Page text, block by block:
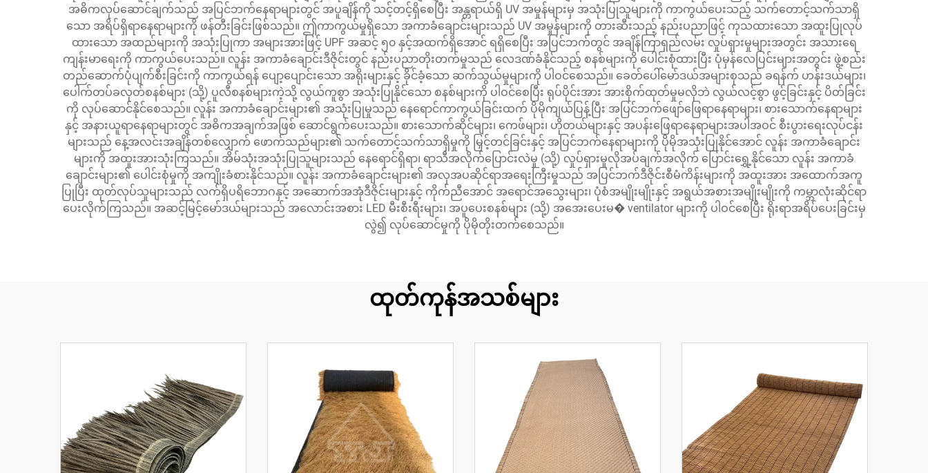
အဓိကလုပ်ဆောင်ချက်သည် အပြင်ဘက်နေရာများတွင် အပူချိန်ကို သင့်တင့်ရှိစေပြီး အန္တရာယ်ရှိ UV အမှုန်များမှ အသုံးပြုသူများကို ကာကွယ်ပေးသည့် သက်တောင့်သက်သာရှိ
သော အရိပ်ရှိရာနေရာများကို ဖန်တီးခြင်းဖြစ်သည်။ ဤကာကွယ်မှုရှိသော အကာခံချောင်းများသည် UV အမှုန်များကို တားဆီးသည့် နည်းပညာဖြင့် ကုသထားသော အထူးပြုလုပ်
ထားသော အထည်များကို အသုံးပြုကာ အများအားဖြင့် UPF အဆင့် ၅၀ နှင့်အထက်ရှိအောင် ရရှိစေပြီး အပြင်ဘက်တွင် အချိန်ကြာရှည်လမ်း လှုပ်ရှားမှုများအတွင်း အသားရေ
ကျန်းမာရေးကို ကာကွယ်ပေးသည်။ လူန်း အကာခံချောင်းဒီဇိုင်းတွင် နည်းပညာတိုးတက်မှုသည် လေဒဏ်ခံနိုင်သည့် စနစ်များကို ပေါင်းစုံထားပြီး ပုံမှန်လေပြင်းများအတွင်း ဖွဲ့စည်း
တည်ဆောက်ပုံပျက်စီးခြင်းကို ကာကွယ်ရန် ပျော့ပျောင်းသော အရိုးများနှင့် ခိုင်ခံ့သော ဆက်သွယ်မှုများကို ပါဝင်စေသည်။ ခေတ်ပေါ်မော်ဒယ်အများစုသည် ခရန်က် ဟန်းဒယ်များ၊
ပေါက်တပ်ခလုတ်စနစ်များ (သို့) ပူလီစနစ်များကဲ့သို့ လွယ်ကူစွာ အသုံးပြုနိုင်သော စနစ်များကို ပါဝင်စေပြီး ရုပ်ပိုင်းအား အားစိုက်ထုတ်မှုမလိုဘဲ လွယ်လင့်စွာ ဖွင့်ခြင်းနှင့် ပိတ်ခြင်း
ကို လုပ်ဆောင်နိုင်စေသည်။ လူန်း အကာခံချောင်းများ၏ အသုံးပြုမှုသည် နေရောင်ကာကွယ်ခြင်းထက် ပိုမိုကျယ်ပြန့်ပြီး အပြင်ဘက်ဖျော်ဖြေရာနေရာများ၊ စားသောက်နေရာများ
နှင့် အနားယူရာနေရာများတွင် အဓိကအချက်အဖြစ် ဆောင်ရွက်ပေးသည်။ စားသောက်ဆိုင်များ၊ ကေဖ်များ၊ ဟိုတယ်များနှင့် အပန်းဖြေရာနေရာများအပါအဝင် စီးပွားရေးလုပ်ငန်း
များသည် နေ့အလင်းအချိန်တစ်လျှောက် ဖောက်သည်များ၏ သက်တောင့်သက်သာရှိမှုကို မြှင့်တင်ခြင်းနှင့် အပြင်ဘက်နေရာများကို ပိုမိုအသုံးပြုနိုင်အောင် လူန်း အကာခံချောင်း
များကို အထူးအားသုံးကြသည်။ အိမ်သုံးအသုံးပြုသူများသည် နေရောင်ရှိရာ၊ ရာသီအလိုက်ပြောင်းလဲမှု (သို့) လှုပ်ရှားမှုလိုအပ်ချက်အလိုက် ပြောင်းရွှေ့နိုင်သော လူန်း အကာခံ
ချောင်းများ၏ ပေါင်းစုံမှုကို အကျိုးခံစားနိုင်သည်။ လူန်း အကာခံချောင်းများ၏ အလှအပဆိုင်ရာအရေးကြီးမှုသည် အပြင်ဘက်ဒီဇိုင်းစီမံကိန်းများကို အထူးအား အထောက်အကူ
ပြုပြီး ထုတ်လုပ်သူများသည် လက်ရှိပရိဘောဂနှင့် အဆောက်အအုံဒီဇိုင်းများနှင့် ကိုက်ညီအောင် အရောင်အသွေးများ၊ ပုံစံအမျိုးမျိုးနှင့် အရွယ်အစားအမျိုးမျိုးကို ကမ္ဘာလုံးဆိုင်ရာ
ပေးလိုက်ကြသည်။ အဆင့်မြင့်မော်ဒယ်များသည် အလောင်းအစား LED မီးစီးရီးများ၊ အပူပေးစနစ်များ (သို့) အအေးပေးမ� ventilator များကို ပါဝင်စေပြီး ရိုးရာအရိပ်ပေးခြင်းမှ
လွဲ၍ လုပ်ဆောင်မှုကို ပိုမိုတိုးတက်စေသည်။
ထုတ်ကုန်အသစ်များ